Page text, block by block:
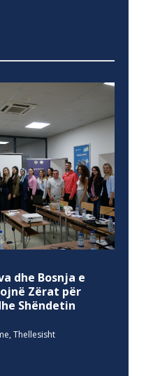
dhe Bosnja e
Zërat për
Shëndetin
, Thellesisht